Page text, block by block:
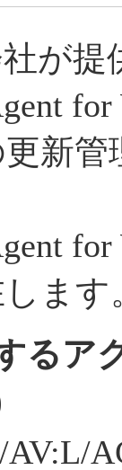
が提
新
ます
るア
AV:L/